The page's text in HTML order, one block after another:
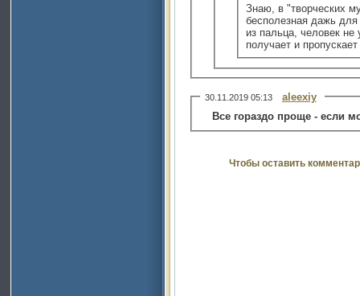
Знаю, в "творческих
бесполезная дажь
из пальца, человек
получает и
30.11.2019 05:13
aleexiy
Все гораздо проще - если
Чтобы оставить